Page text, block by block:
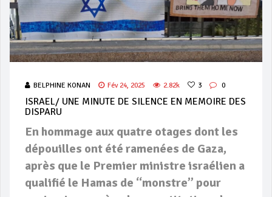
BELPHINE KONAN Fév 24, 2025 2.82k 3 0
ISRAEL/ UNE MINUTE DE SILENCE EN MEMOIRE DES
DISPARU
En hommage aux quatre otages dont les
dépouilles ont été ramenées de Gaza,
après que le Premier ministre israélien a
qualifié le Hamas de “monstre” pour